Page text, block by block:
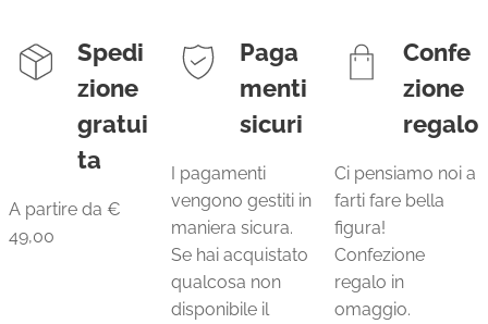
Spedi
zione
gratui
ta
A partire da €
49,00
Paga
menti
sicuri
I pagamenti
vengono gestiti in
maniera sicura.
Se hai acquistato
qualcosa non
disponibile il
Confe
zione
regalo
Ci pensiamo noi a
farti fare bella
figura!
Confezione
regalo in
omaggio.